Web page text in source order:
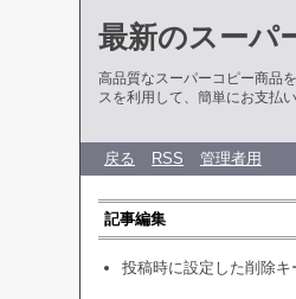
最新のスーパ
高品質なスーパーコピー商品
スを利用して、簡単にお支払
戻る RSS 管理者用
記事編集
投稿時に設定した削除キ